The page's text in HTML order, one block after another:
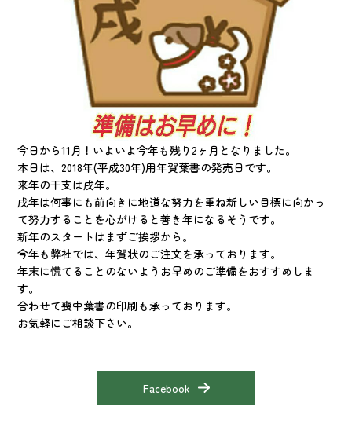
今日から11月！いよいよ今年も残り2ヶ月となりました。
本日は、2018年(平成30年)用年賀葉書の発売日です。
来年の干支は戌年。
戌年は何事にも前向きに地道な努力を重ね新しい目標に向かっ
て努力することを心がけると善き年になるそうです。
新年のスタートはまずご挨拶から。
今年も弊社では、年賀状のご注文を承っております。
年末に慌てることのないようお早めのご準備をおすすめしま
す。
合わせて喪中葉書の印刷も承っております。
お気軽にご相談下さい。
Facebook